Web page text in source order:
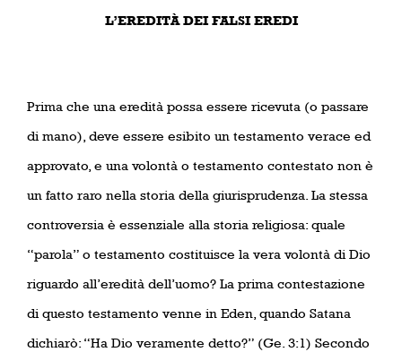
L’EREDITÀ DEI FALSI EREDI
Prima che una eredità possa essere ricevuta (o passare
di mano), deve essere esibito un testamento verace ed
approvato, e una volontà o testamento contestato non è
un fatto raro nella storia della giurisprudenza. La stessa
controversia è essenziale alla storia religiosa: quale
“parola” o testamento costituisce la vera volontà di Dio
riguardo all’eredità dell’uomo? La prima contestazione
di questo testamento venne in Eden, quando Satana
dichiarò: “Ha Dio veramente detto?” (Ge. 3:1) Secondo